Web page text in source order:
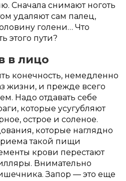
Сначала снимают ноготь
удаляют сам палец,
голени… Что
этого пути?
в лицо
конечность, немедленно
жизни, и прежде всего
Надо отдавать себе
которые усугубляют
острое и соленое.
которые наглядно
такой пищи
крови перестают
Внимательно
Запор — это еще